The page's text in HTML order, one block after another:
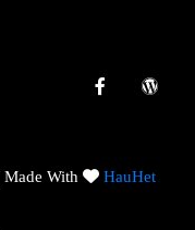
With
HauHet